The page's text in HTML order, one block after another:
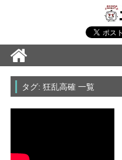
タグ: 狂乱高確 一覧